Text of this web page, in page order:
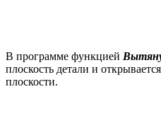
В программе функцией
плоскость детали и
плоскости.